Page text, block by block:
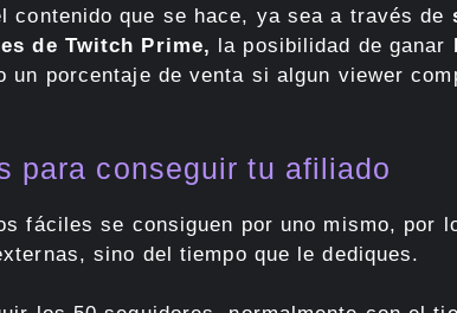
contenido que se hace, ya sea a través de
de Twitch Prime,
la posibilidad de ganar
un porcentaje de venta si algun viewer
para conseguir tu afiliado
fáciles se consiguen por uno mismo, por
sino del tiempo que le dediques.